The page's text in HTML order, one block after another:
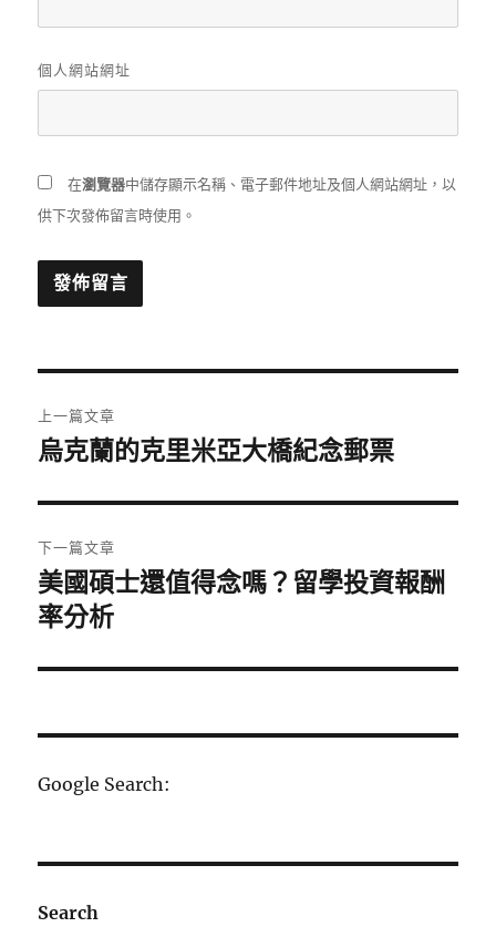
個人網站網址
在瀏覽器中儲存顯示名稱、電子郵件地址及個人網站網址，以
供下次發佈留言時使用。
章
覽
上一篇文章
上
篇
文
章:
烏克蘭的克里米亞大橋紀念郵票
下一篇文章
下
一
文
美國碩士還值得念嗎？留學投資報酬
率分析
Google Search:
Search